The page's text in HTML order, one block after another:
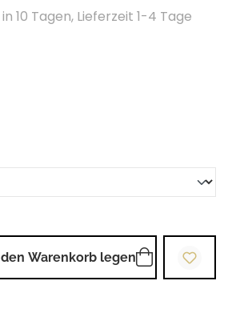
10 Tagen, Lieferzeit 1-4 Tage
Gib den gewünschten
Warenkorb legen